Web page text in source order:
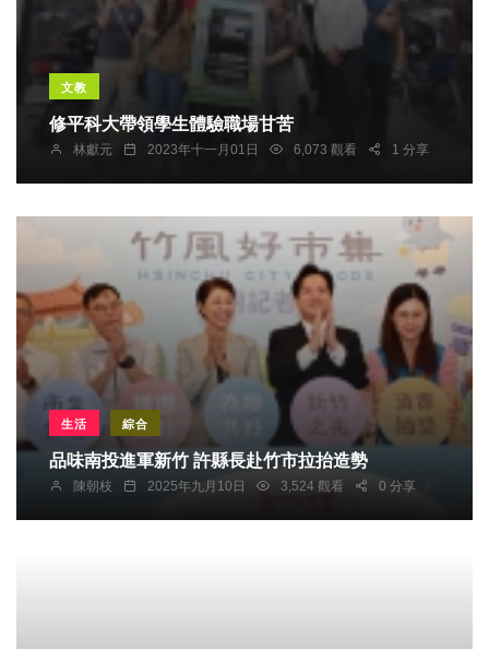
文教
修平科大帶領學生體驗職場甘苦
林獻元 2023年十一月01日 6,073 觀看 1 分享
生活 綜合
品味南投進軍新竹 許縣長赴竹市拉抬造勢
陳朝枝 2025年九月10日 3,524 觀看 0 分享